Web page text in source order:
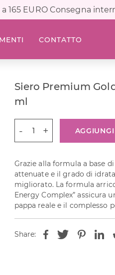
165 EURO Consegna
CONTATTO
Siero Premium
ml
Premium
Gold
50
ml
quantità
Grazie alla formula a base
attenuate e il grado di
migliorato. La formula
Energy Complex” assicura
pappa reale e il complesso
Share: